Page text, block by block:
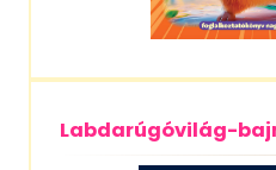
Labdarúgóvilág-